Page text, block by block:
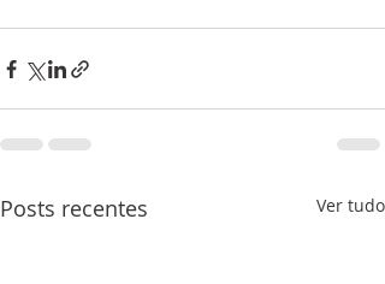
Posts recentes Ver tudo